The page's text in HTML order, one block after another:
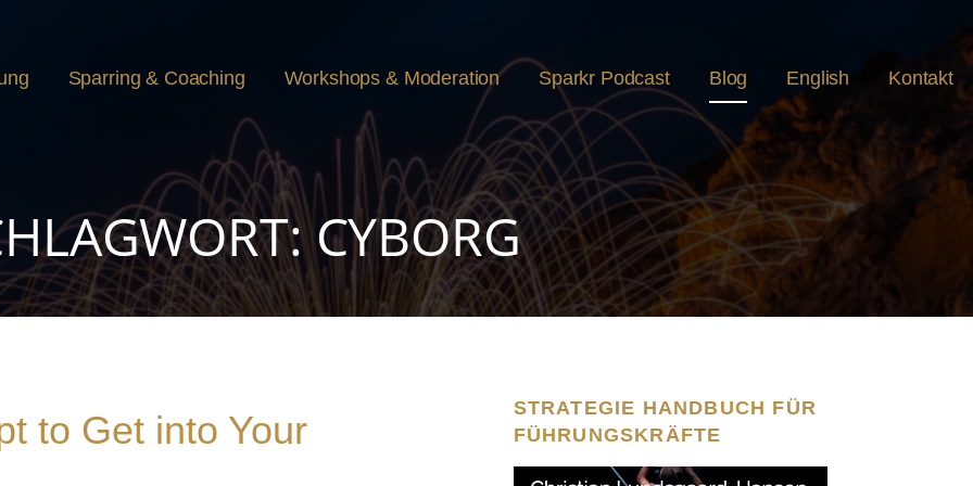
Sparring & Coaching Workshops & Moderation Sparkr Podcast Blog English Kontakt
CYBORG
to Get into Your
STRATEGIE HANDBUCH FÜR
FÜHRUNGSKRÄFTE